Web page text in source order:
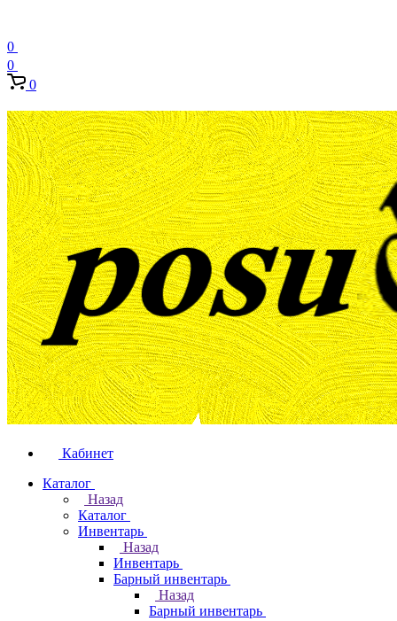
0
0
0
Кабинет
Каталог
Назад
Каталог
Инвентарь
Назад
Инвентарь
Барный инвентарь
Назад
Барный инвентарь